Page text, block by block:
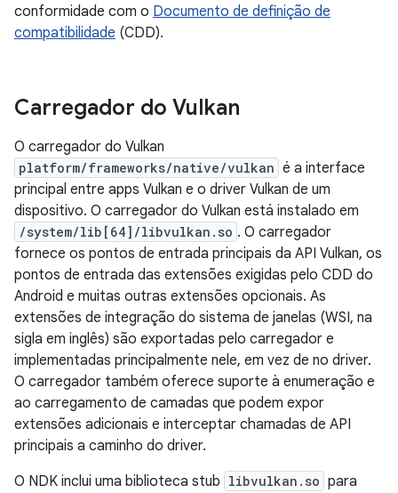
conformidade com o Documento de definição de
compatibilidade (CDD).
Carregador do Vulkan
O carregador do Vulkan
platform/frameworks/native/vulkan é a interface
principal entre apps Vulkan e o driver Vulkan de um
dispositivo. O carregador do Vulkan está instalado em
/system/lib[64]/libvulkan.so . O carregador
fornece os pontos de entrada principais da API Vulkan, os
pontos de entrada das extensões exigidas pelo CDD do
Android e muitas outras extensões opcionais. As
extensões de integração do sistema de janelas (WSI, na
sigla em inglês) são exportadas pelo carregador e
implementadas principalmente nele, em vez de no driver.
O carregador também oferece suporte à enumeração e
ao carregamento de camadas que podem expor
extensões adicionais e interceptar chamadas de API
principais a caminho do driver.
O NDK inclui uma biblioteca stub libvulkan.so para